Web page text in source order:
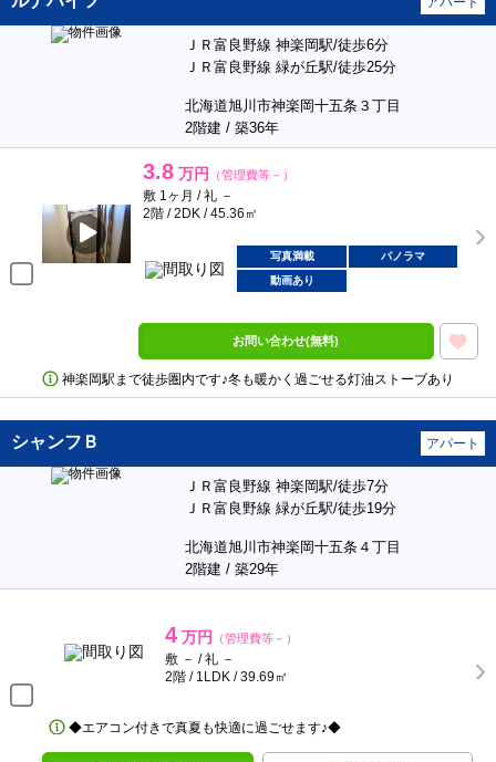
ＪＲ富良野線 神楽岡駅/徒歩6分
ＪＲ富良野線 緑が丘駅/徒歩25分
北海道旭川市神楽岡十五条３丁目
2階建 / 築36年
3.8 万円 （管理費等－）
敷 1ヶ月 / 礼 －
2階 / 2DK / 45.36㎡
写真満載
パノラマ
動画あり
お問い合わせ(無料)
神楽岡駅まで徒歩圏内です♪冬も暖かく過ごせる灯油ストーブあり
シャンフＢ アパート
ＪＲ富良野線 神楽岡駅/徒歩7分
ＪＲ富良野線 緑が丘駅/徒歩19分
北海道旭川市神楽岡十五条４丁目
2階建 / 築29年
4 万円 （管理費等－）
敷 － / 礼 －
2階 / 1LDK / 39.69㎡
◆エアコン付きで真夏も快適に過ごせます♪◆